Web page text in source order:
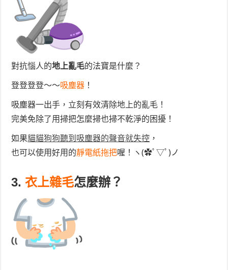
對抗惱人的地上亂毛的法寶是什麼？
登登登登～～吸塵器 ！
吸塵器一出手，立刻有效清除地上的亂毛！
完美免除了用掃把怎麼掃也掃不乾淨的困擾！
如果貓貓狗狗聽到吸塵器的聲音就失控 ，
也可以使用好用的靜電紙拖把喔！ヽ(✿ﾟ▽ﾟ)ノ
3.衣上雜毛怎麼辦？